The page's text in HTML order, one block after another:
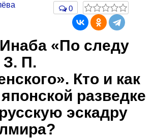
0
«По следу
П.
Кто и как
разведке
эскадру